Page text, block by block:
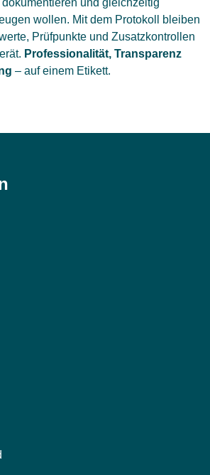
dokumentieren und gleichzeitig
wollen. Mit dem Protokoll bleiben
Prüfpunkte und Zusatzkontrollen
Professionalität, Transparenz
– auf einem Etikett.